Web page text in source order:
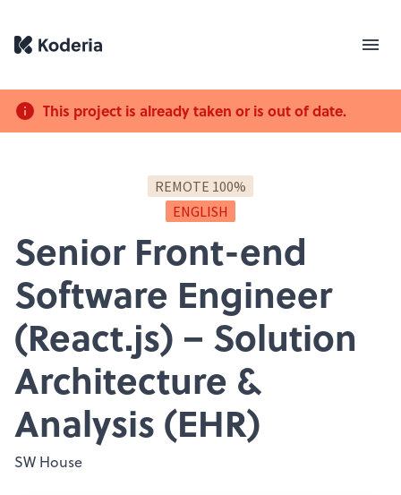
This project is already taken or is out of date.
REMOTE 100%
ENGLISH
Senior Front-end
Software Engineer
(React.js) – Solution
Architecture &
Analysis (EHR)
SW House